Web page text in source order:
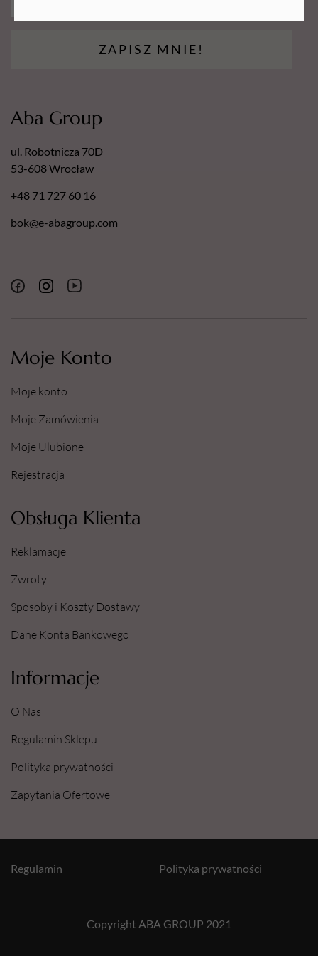
ZAPISZ MNIE!
Moje Konto
Moje konto
Moje Zamówienia
Moje Ulubione
Rejestracja
Obsługa Klienta
Reklamacje
Zwroty
Sposoby i Koszty Dostawy
Dane Konta Bankowego
Informacje
O Nas
Regulamin Sklepu
Polityka prywatności
Zapytania Ofertowe
Aba Group
ul. Robotnicza 70D
53-608 Wrocław
+48 71 727 60 16
bok@e-abagroup.com
Copyright ABA GROUP 2021
Polityka prywatności
Regulamin